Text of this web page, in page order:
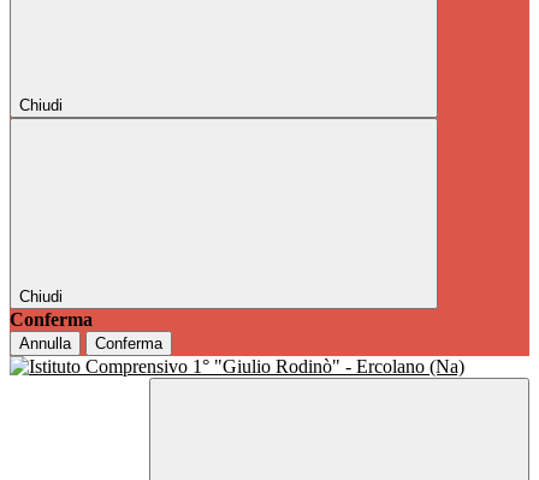
Chiudi
Chiudi
Conferma
Annulla Conferma